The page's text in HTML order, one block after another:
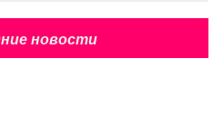
новости